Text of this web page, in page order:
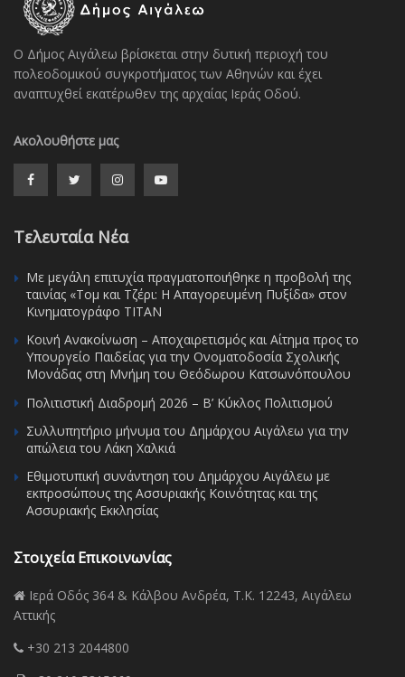
Ο Δήμος Αιγάλεω βρίσκεται στην δυτική περιοχή του
πολεοδομικού συγκροτήματος των Αθηνών και έχει
αναπτυχθεί εκατέρωθεν της αρχαίας Ιεράς Οδού.
Ακολουθήστε μας
Τελευταία Νέα
Με μεγάλη επιτυχία πραγματοποιήθηκε η προβολή της
ταινίας «Τομ και Τζέρι: Η Απαγορευμένη Πυξίδα» στον
Κινηματογράφο ΤΙΤΑΝ
Κοινή Ανακοίνωση – Αποχαιρετισμός και Αίτημα προς το
Υπουργείο Παιδείας για την Ονοματοδοσία Σχολικής
Μονάδας στη Μνήμη του Θεόδωρου Κατσωνόπουλου
Πολιτιστική Διαδρομή 2026 – Β’ Κύκλος Πολιτισμού
Συλλυπητήριο μήνυμα του Δημάρχου Αιγάλεω για την
απώλεια του Λάκη Χαλκιά
Εθιμοτυπική συνάντηση του Δημάρχου Αιγάλεω με
εκπροσώπους της Ασσυριακής Κοινότητας και της
Ασσυριακής Εκκλησίας
Στοιχεία Επικοινωνίας
Ιερά Οδός 364 & Κάλβου Ανδρέα, Τ.Κ. 12243, Αιγάλεω
Αττικής
+30 213 2044800